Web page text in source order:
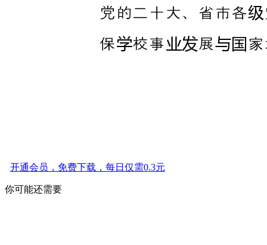
开通会员，免费下载，每日仅需0.3元
你可能还需要